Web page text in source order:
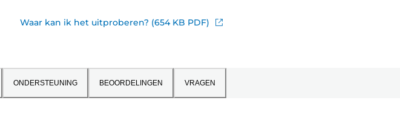
Waar kan ik het uitproberen? (654 KB PDF)
ONDERSTEUNING BEOORDELINGEN VRAGEN